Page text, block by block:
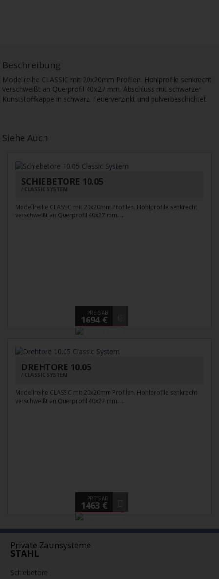
Beschreibung
Modellreihe CLASSIC mit 20x20mm Profilen. Hohlprofile senkrecht
verschweißt an Querprofil 40x27 mm. Abschluss mit schwarzer
Kunststoffkappe in schwarz. Feuerverzinkt und pulverbeschichtet.
Siehe Auch
SCHIEBETORE 10.05
CLASSIC SYSTEM
Modellreihe CLASSIC mit 20x20mm Profilen. Hohlprofile senkrecht
verschweißt an Querprofil 40x27 mm. ...
PREIS AB
1694 €
DREHTORE 10.05
CLASSIC SYSTEM
Modellreihe CLASSIC mit 20x20mm Profilen. Hohlprofile senkrecht
verschweißt an Querprofil 40x27 mm. ...
PREIS AB
1463 €
Private Zaunsysteme
STAHL
Schiebetore